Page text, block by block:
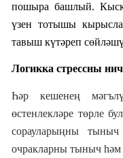
пошыра башлый.
үзен тотышы
тавыш күтәреп
Логикка стрессны
Һәр кешенең
өстенлекләре төрле
сорауларыңны
очракларны тыныч һәм